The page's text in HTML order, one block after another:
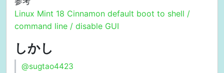
Linux Mint 18 Cinnamon default boot to shell /
command line / disable GUI
しかし
@sugtao4423